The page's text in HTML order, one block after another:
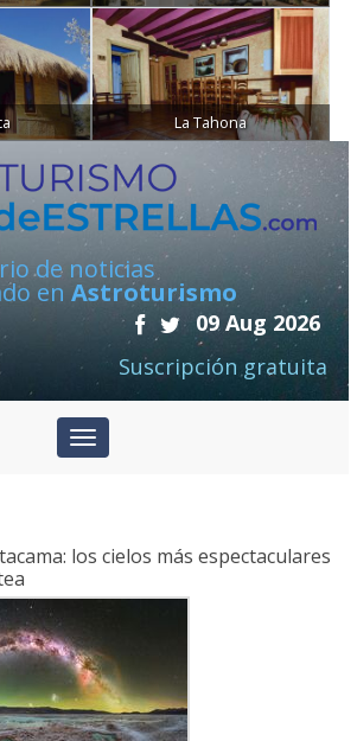
La Tahona
de noticias
en Astroturismo
09 Aug 2026
Suscripción gratuita
los cielos más espectaculares